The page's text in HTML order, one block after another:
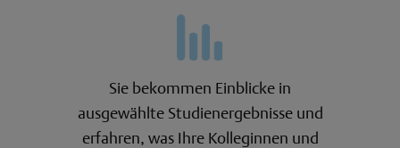
Sie bekommen Einblicke in
ausgewählte Studienergebnisse und
erfahren, was Ihre Kolleginnen und